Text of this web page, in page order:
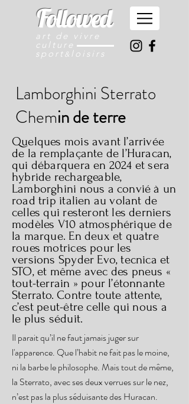
Followed
art de vivre
culture
sport & loisirs
Lamborghini Sterrato
Chemin de terre
Quelques mois avant l’arrivée
de la remplaçante de l’Huracan,
qui débarquera en 2024 et sera
hybride rechargeable,
Lamborghini nous a convié à un
road trip italien au volant de
celles qui resteront les derniers
modèles V10 atmosphérique de
la marque. En deux et quatre
roues motrices pour les
versions Spyder Evo, tecnica et
STO, et même avec des pneus «
tout-terrain » pour l’étonnante
Sterrato. Contre toute attente,
c’est peut-être celle qui nous a
le plus séduit.
Il parait qu’il ne faut jamais juger sur
l'apparence. Que l’habit ne fait pas le moine,
ni la barbe le philosophe. Mais tout de même,
la Sterrato, avec ses deux verrues sur le nez,
n’est pas la plus séduisante des Huracan.